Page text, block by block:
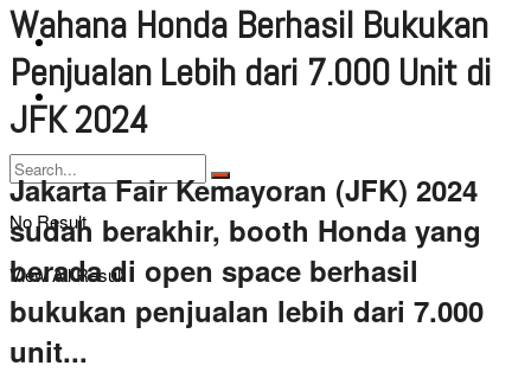
Bikers Cars
Tentang Kami
No Result
View All Result
Wahana Honda Berhasil Bukukan
Penjualan Lebih dari 7.000 Unit di
JFK 2024
Jakarta Fair Kemayoran (JFK) 2024
sudah berakhir, booth Honda yang
berada di open space berhasil
bukukan penjualan lebih dari 7.000
unit...